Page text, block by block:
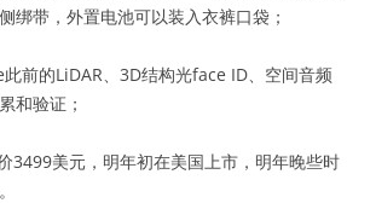
绑带，外置电池可以装入衣裤口袋；
前的LiDAR、3D结构光face ID、空间音频
和验证；
3499美元，明年初在美国上市，明年晚些时